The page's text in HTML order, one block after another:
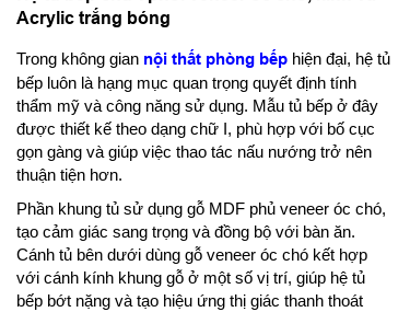
Acrylic trắng bóng
Trong không gian nội thất phòng bếp hiện đại, hệ tủ
bếp luôn là hạng mục quan trọng quyết định tính
thẩm mỹ và công năng sử dụng. Mẫu tủ bếp ở đây
được thiết kế theo dạng chữ I, phù hợp với bố cục
gọn gàng và giúp việc thao tác nấu nướng trở nên
thuận tiện hơn.
Phần khung tủ sử dụng gỗ MDF phủ veneer óc chó,
tạo cảm giác sang trọng và đồng bộ với bàn ăn.
Cánh tủ bên dưới dùng gỗ veneer óc chó kết hợp
với cánh kính khung gỗ ở một số vị trí, giúp hệ tủ
bếp bớt nặng và tạo hiệu ứng thị giác thanh thoát